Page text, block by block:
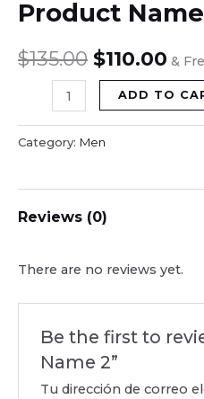
Product
$135.00
price
was:
$135.00.
$110.00is:
&
Name
quantity
ADD TO
Category: Men
Reviews (0)
There are no reviews yet.
Be the first to
Name 2”
Tu dirección de correo